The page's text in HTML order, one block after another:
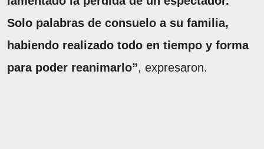
Solo palabras de consuelo a su familia,
habiendo realizado todo en tiempo y forma
para poder reanimarlo”, expresaron.